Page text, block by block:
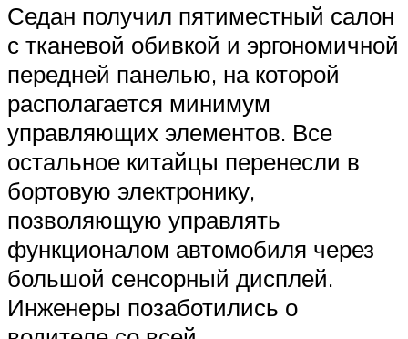
Седан получил пятиместный салон
с тканевой обивкой и эргономичной
передней панелью, на которой
располагается минимум
управляющих элементов. Все
остальное китайцы перенесли в
бортовую электронику,
позволяющую управлять
функционалом автомобиля через
большой сенсорный дисплей.
Инженеры позаботились о